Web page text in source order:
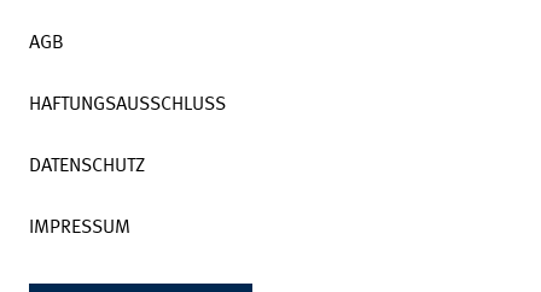
AGB
HAFTUNGSAUSSCHLUSS
DATENSCHUTZ
IMPRESSUM